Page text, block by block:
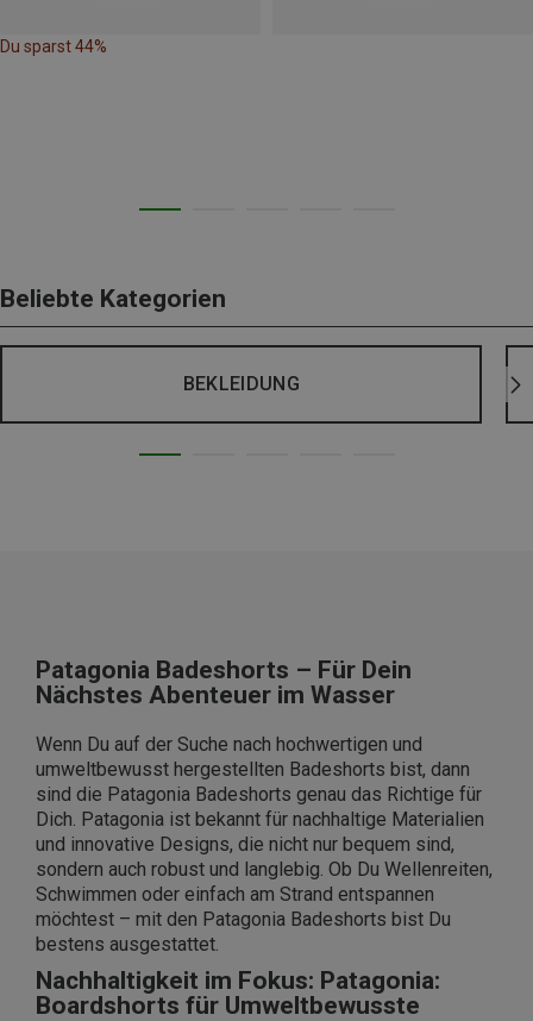
Du sparst 44%
Beliebte Kategorien
BEKLEIDUNG
Patagonia Badeshorts – Für Dein
Nächstes Abenteuer im Wasser
Wenn Du auf der Suche nach hochwertigen und
umweltbewusst hergestellten Badeshorts bist, dann
sind die Patagonia Badeshorts genau das Richtige für
Dich. Patagonia ist bekannt für nachhaltige Materialien
und innovative Designs, die nicht nur bequem sind,
sondern auch robust und langlebig. Ob Du Wellenreiten,
Schwimmen oder einfach am Strand entspannen
möchtest – mit den Patagonia Badeshorts bist Du
bestens ausgestattet.
Nachhaltigkeit im Fokus: Patagonia:
Boardshorts für Umweltbewusste